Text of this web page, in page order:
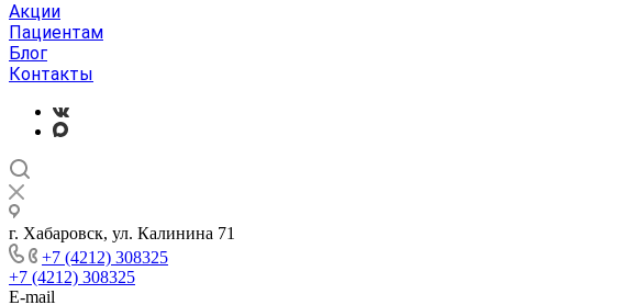
Акции
Пациентам
Блог
Контакты
г. Хабаровск, ул. Калинина 71
+7 (4212) 308325
+7 (4212) 308325
E-mail